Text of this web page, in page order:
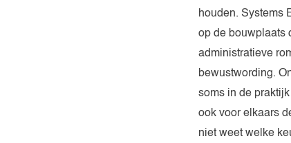
houden. Systems
op de bouwplaats
administratieve
bewustwording.
soms in de
ook voor elkaars
niet weet welke